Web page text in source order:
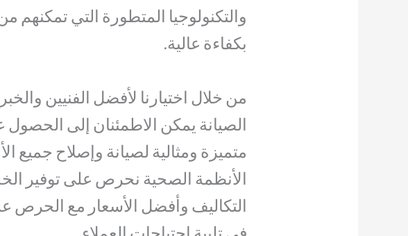
والتكنولوجيا المتطورة التي تمكنهم
بكفاءة عالية.
من خلال اختيارنا لأفضل الفنيين
الصيانة يمكن الاطمئنان إلى
متميزة ومثالية لصيانة وإصلاح جميع
الأنظمة الصحية نحرص على توفير
التكاليف وأفضل الأسعار مع الحرص